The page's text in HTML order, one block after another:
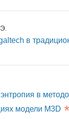
в
в
модели М3D *